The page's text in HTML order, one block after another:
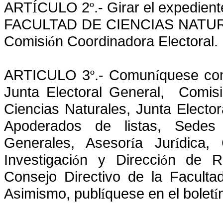
ARTÍCULO 2º.- Girar el
FACULTAD DE CIENCIAS
Comisión Coordinadora Electoral.
ARTICULO 3º.- Comuníquese
Junta Electoral General,
Comisi
Ciencias Naturales, Junta
Apoderados de listas, Sedes
Generales, Asesoría Jurídica,
Investigación y Dirección de
Consejo Directivo de la
Asimismo, publíquese en el boletí